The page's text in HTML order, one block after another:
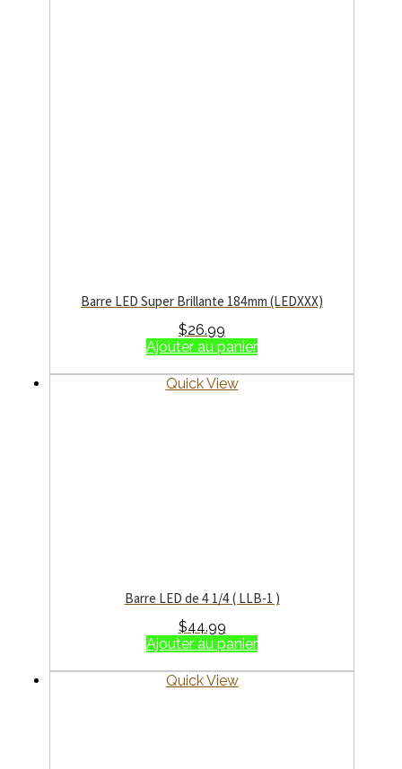
Barre LED Super Brillante 184mm (LEDXXX)
$26.99
Ajouter au panier
Quick View
Barre LED de 4 1/4 ( LLB-1 )
$44.99
Ajouter au panier
Quick View